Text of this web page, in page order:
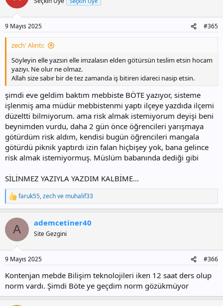
9 Mayıs 2025 #365
zech' Alıntı:
Söyleyin elle yazsın elle imzalasın elden götürsün teslim etsin hocam
yazıyı. Ne olur ne olmaz.
Allah size sabır bir de tez zamanda iş bitiren idareci nasip etsin.
şimdi eve geldim baktım mebbiste BÖTE yazıyor, sisteme
işlenmiş ama müdür mebbistenmi yaptı ilçeye yazdıda ilçemi
düzeltti bilmiyorum. ama risk almak istemiyorum deyişi beni
beynimden vurdu, daha 2 gün önce öğrencileri yarışmaya
götürdüm risk aldım, kendisi bugün öğrencileri mangala
götürdü piknik yaptırdı izin falan hiçbişey yok, bana gelince
risk almak istemiyormuş. Müslüm babanında dediği gibi
SİLİNMEZ YAZIYLA YAZDIM KALBİME...
T
e
k
l
faruk55,zechve muhalif33
A ademcetiner40
Site Gezgini
9 Mayıs 2025 #366
Kontenjan mebde Bilişim teknolojileri iken 12 saat ders olup
norm vardı. Şimdi Böte ye geçdim norm gözükmüyor